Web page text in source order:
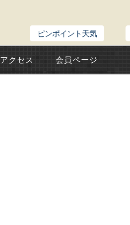
ピンポイント天気
アクセス 会員ページ